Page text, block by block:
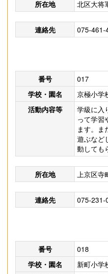
所在地 北区大将
連絡先 075-461-
番号
017
学校・園名
京極小学
活動内容等
学級に入
って学習
ます。ま
遊ぶなど
動しても
所在地 上京区寺
連絡先 075-231-
番号
018
学校・園名
新町小学